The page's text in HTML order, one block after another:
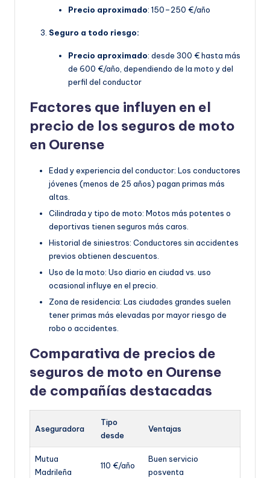
Precio aproximado: 150–250 €/año
Seguro a todo riesgo:
Precio aproximado: desde 300 € hasta más
de 600 €/año, dependiendo de la moto y del
perfil del conductor
Factores que influyen en el
precio de los seguros de moto
en Ourense
Edad y experiencia del conductor: Los conductores
jóvenes (menos de 25 años) pagan primas más
altas.
Cilindrada y tipo de moto: Motos más potentes o
deportivas tienen seguros más caros.
Historial de siniestros: Conductores sin accidentes
previos obtienen descuentos.
Uso de la moto: Uso diario en ciudad vs. uso
ocasional influye en el precio.
Zona de residencia: Las ciudades grandes suelen
tener primas más elevadas por mayor riesgo de
robo o accidentes.
Comparativa de precios de
seguros de moto en Ourense
de compañías destacadas
Aseguradora
Tipo
desde
Ventajas
Mutua
Madrileña
110 €/año
Buen servicio
posventa